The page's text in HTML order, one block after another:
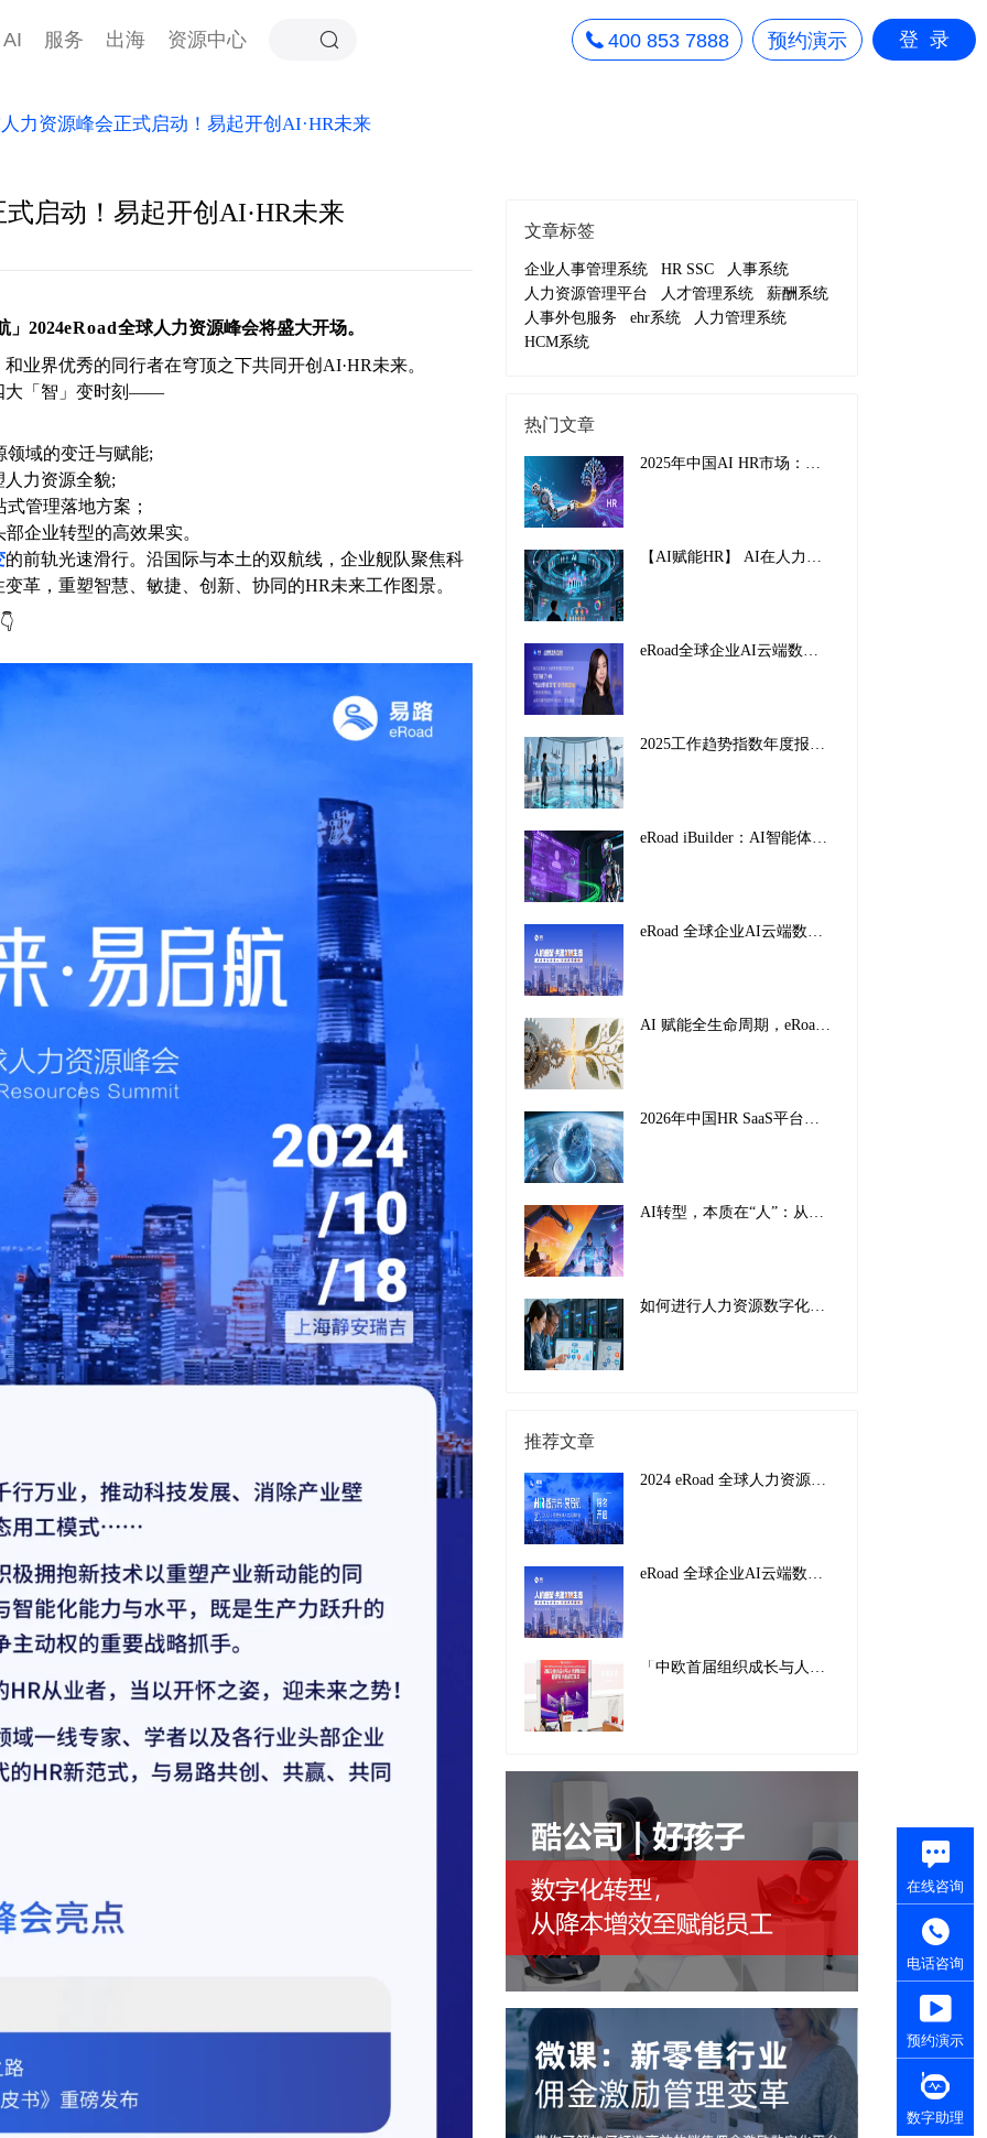
AI 服务 出海 资源中心 400 853 7888 预约演示 登录
人力资源峰会正式启动！易起开创AI·HR未来
启动！易起开创AI·HR未来
」2024eRoad全球人力资源峰会将盛大开场。
业界优秀的同行者在穹顶之下共同开创AI·HR未来。
大「智」变时刻——
域的变迁与赋能;
力资源全貌;
管理落地方案；
企业转型的高效果实。
的前轨光速滑行。沿国际与本土的双航线，企业舰队聚焦科
革，重塑智慧、敏捷、创新、协同的HR未来工作图景。
文章标签
企业人事管理系统 HR SSC
人事系统
人力资源管理平台
人才管理系统
薪酬系统
人事外包服务
ehr系统
人力管理系统
HCM系统
热门文章
推荐文章
在线咨询
电话咨询
预约演示
数字助理